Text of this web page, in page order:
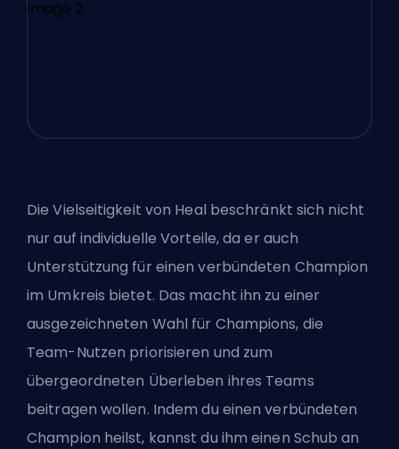
Die Vielseitigkeit von Heal beschränkt sich nicht
nur auf individuelle Vorteile, da er auch
Unterstützung für einen verbündeten Champion
im Umkreis bietet. Das macht ihn zu einer
ausgezeichneten Wahl für Champions, die
Team-Nutzen priorisieren und zum
übergeordneten Überleben ihres Teams
beitragen wollen. Indem du einen verbündeten
Champion heilst, kannst du ihm einen Schub an